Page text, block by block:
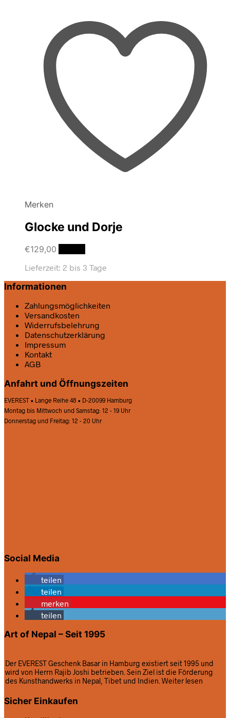
Merken
Glocke und Dorje
€129,00
Lieferzeit: 2 bis 3 Tage
Informationen
Zahlungsmöglichkeiten
Versandkosten
Widerrufsbelehrung
Datenschutz­erklärung
Impressum
Kontakt
AGB
Anfahrt und Öffnungszeiten
EVEREST • Lange Reihe 48 • D-20099 Hamburg
Montag bis Mittwoch und Samstag: 12 - 19 Uhr
Donnerstag und Freitag: 12 - 20 Uhr
Social Media
teilen
teilen
merken
teilen
Art of Nepal – Seit 1995
Der EVEREST Geschenk Basar in Hamburg existiert seit 1995 und
wird von Herrn Rajib Joshi betrieben. Sein Ziel ist die Förderung
des Kunsthandwerks in Nepal, Tibet und Indien. Weiter lesen
Sicher Einkaufen